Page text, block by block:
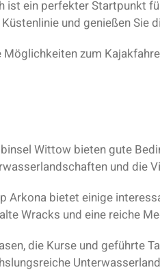
ist ein perfekter Startpunkt
und genießen Sie
zum
Wittow bieten gute
und die
Arkona bietet einige
Wracks und eine reiche
die Kurse und geführte